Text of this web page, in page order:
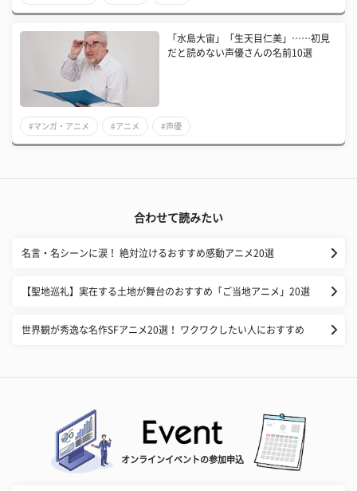
「水島大宙」「生天目仁美」……初見
だと読めない声優さんの名前10選
#マンガ・アニメ #アニメ #声優
合わせて読みたい
名言・名シーンに涙！ 絶対泣けるおすすめ感動アニメ20選
【聖地巡礼】実在する土地が舞台のおすすめ「ご当地アニメ」20選
世界観が秀逸な名作SFアニメ20選！ ワクワクしたい人におすすめ
オンラインイベントの参加申込